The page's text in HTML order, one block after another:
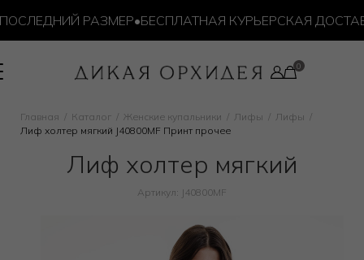
РАЗМЕР•БЕСПЛАТНАЯ КУРЬЕРСКАЯ
Главная Каталог Женские купальники Лифы
Лифы
Лиф холтер мягкий J40800MF Принт прочее
Лиф холтер мягкий
Артикул: J40800MF